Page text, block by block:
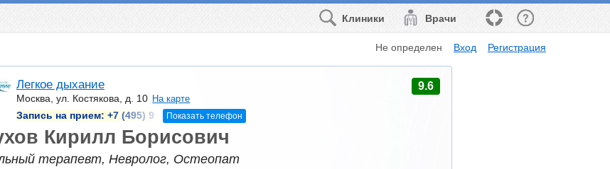
Врачи
Клиники
Не определен Вход Регистрация
Легкое дыхание
Москва, ул. Костякова, д. 10 На карте
Запись на прием: +7 (495) 9 Показать телефон
9.6
Кирилл Борисович
терапевт, Невролог, Остеопат